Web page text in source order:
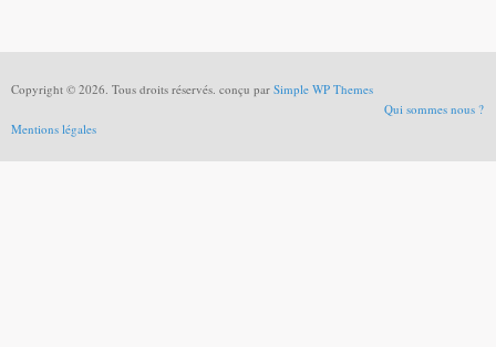
Copyright © 2026. Tous droits réservés. conçu par Simple WP Themes
Qui sommes nous ?
Mentions légales